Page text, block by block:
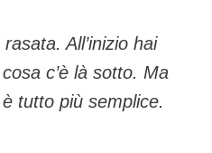
All’inizio hai
c’è là sotto. Ma
tutto più semplice.